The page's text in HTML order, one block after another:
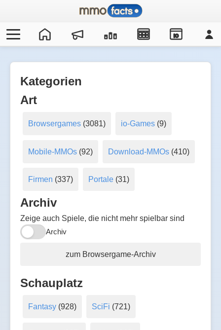
IO
Kategorien
Art
Browsergames(3081) io-Games (9)
Mobile-MMOs(92) Download-MMOs (410)
Firmen (337) Portale (31)
Archiv
Zeige auch Spiele, die nicht mehr spielbar sind
Archiv
zum Browsergame-Archiv
Schauplatz
Fantasy(928) SciFi (721)